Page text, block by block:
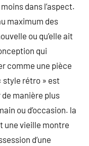
dans l’aspect.
maximum des
ou qu’elle ait
qui
comme une pièce
style rétro » est
manière plus
ou d’occasion. la
une vieille montre
d’une